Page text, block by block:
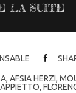
LA SUITE
,AFSIA HERZI,
,